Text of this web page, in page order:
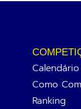
Calendário
Como
Ranking